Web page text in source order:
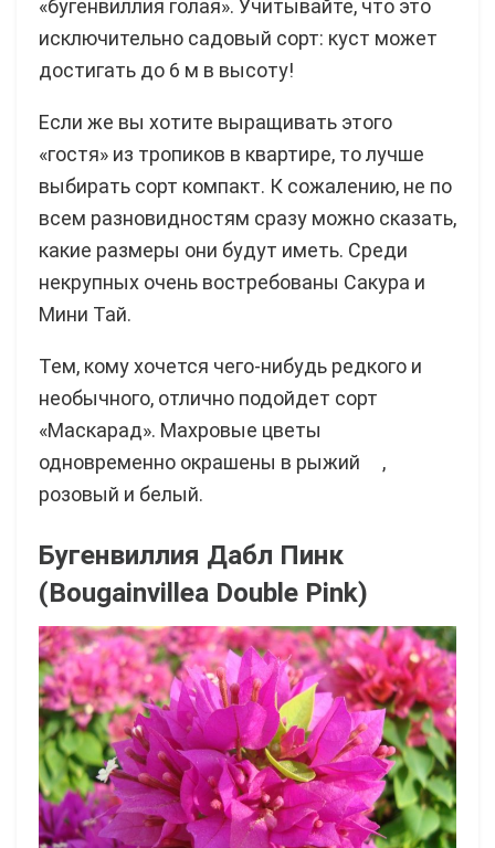
«бугенвиллия голая». Учитывайте, что это
исключительно садовый сорт: куст может
достигать до 6 м в высоту!
Если же вы хотите выращивать этого
«гостя» из тропиков в квартире, то лучше
выбирать сорт компакт. К сожалению, не по
всем разновидностям сразу можно сказать,
какие размеры они будут иметь. Среди
некрупных очень востребованы Сакура и
Мини Тай.
Тем, кому хочется чего-нибудь редкого и
необычного, отлично подойдет сорт
«Маскарад». Махровые цветы
одновременно окрашены в рыжий ,
розовый и белый.
Бугенвиллия Дабл Пинк
(Bougainvillea Double Pink)